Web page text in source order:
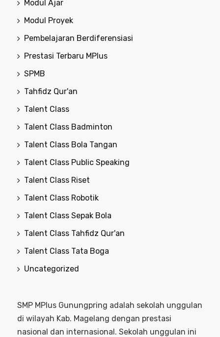
Modul Ajar
Modul Proyek
Pembelajaran Berdiferensiasi
Prestasi Terbaru MPlus
SPMB
Tahfidz Qur'an
Talent Class
Talent Class Badminton
Talent Class Bola Tangan
Talent Class Public Speaking
Talent Class Riset
Talent Class Robotik
Talent Class Sepak Bola
Talent Class Tahfidz Qur'an
Talent Class Tata Boga
Uncategorized
SMP MPlus Gunungpring adalah sekolah unggulan
di wilayah Kab. Magelang dengan prestasi
nasional dan internasional. Sekolah unggulan ini